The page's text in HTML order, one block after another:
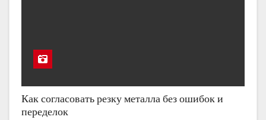
Как согласовать резку металла без ошибок и
переделок